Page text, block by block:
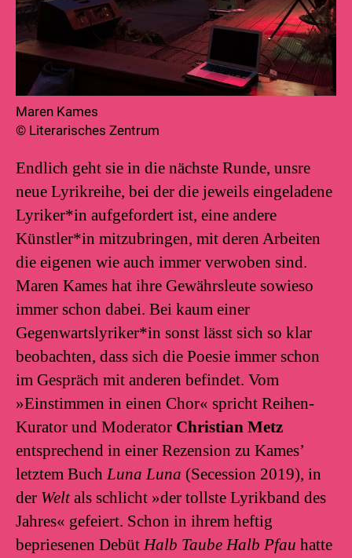
Maren Kames
© Literarisches Zentrum
Endlich geht sie in die nächste Runde, unsre
neue Lyrikreihe, bei der die jeweils eingeladene
Lyriker*in aufgefordert ist, eine andere
Künstler*in mitzubringen, mit deren Arbeiten
die eigenen wie auch immer verwoben sind.
Maren Kames hat ihre Gewährsleute sowieso
immer schon dabei. Bei kaum einer
Gegenwartslyriker*in sonst lässt sich so klar
beobachten, dass sich die Poesie immer schon
im Gespräch mit anderen befindet. Vom
»Einstimmen in einen Chor« spricht Reihen-
Kurator und Moderator Christian Metz
entsprechend in einer Rezension zu Kames’
letztem BuchLuna Luna (Secession 2019), in
der Weltals schlicht »der tollste Lyrikband des
Jahres« gefeiert. Schon in ihrem heftig
bepriesenen Debüt Halb Taube Halb Pfau hatte